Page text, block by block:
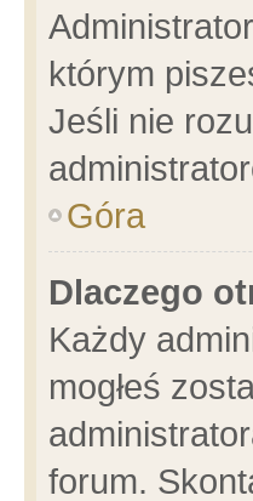
którym
Jeśli nie
Góra
Dlaczego
Każdy
mogłeś
forum.